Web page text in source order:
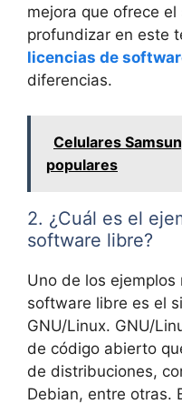
mejora que ofrece
profundizar en este
licencias de
diferencias.
Celulares
populares
2. ¿Cuál es el
software libre?
Uno de los
software libre es el
GNU/Linux. GNU/
de código abierto
de distribuciones,
Debian, entre otras.